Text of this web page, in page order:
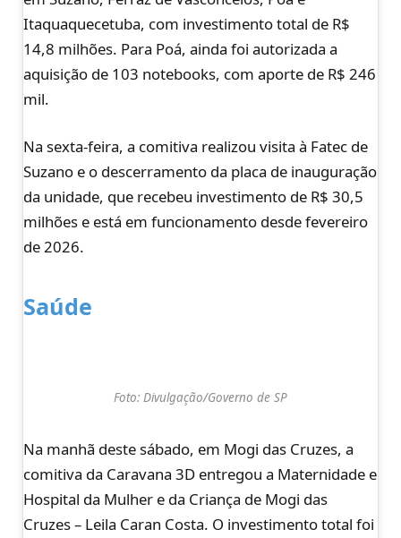
Itaquaquecetuba, com investimento total de R$
14,8 milhões. Para Poá, ainda foi autorizada a
aquisição de 103 notebooks, com aporte de R$ 246
mil.
Na sexta-feira, a comitiva realizou visita à Fatec de
Suzano e o descerramento da placa de inauguração
da unidade, que recebeu investimento de R$ 30,5
milhões e está em funcionamento desde fevereiro
de 2026.
Saúde
Foto: Divulgação/Governo de SP
Na manhã deste sábado, em Mogi das Cruzes, a
comitiva da Caravana 3D entregou a Maternidade e
Hospital da Mulher e da Criança de Mogi das
Cruzes – Leila Caran Costa. O investimento total foi